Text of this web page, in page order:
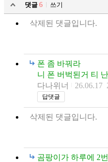
댓글 6
쓰기
삭제된 댓글입니다.
폰 좀 바꿔라
니 폰 버벅된거 티
다나위너
26.06.17
답댓글
삭제된 댓글입니다.
곰팡이가 하루에 2